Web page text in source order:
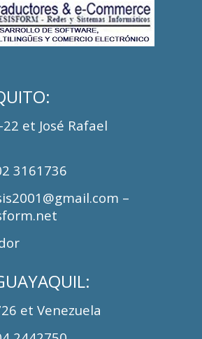
et José Rafael
3161736
–
et Venezuela